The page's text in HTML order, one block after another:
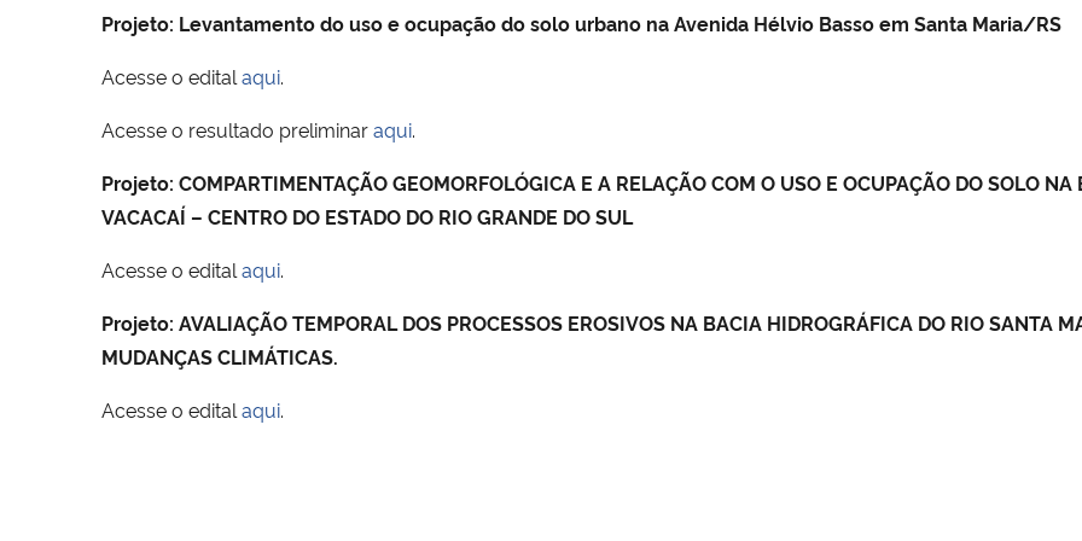
Projeto: Levantamento do uso e ocupaçãodo solo urbano na Avenida Hélvio Bassoem Santa Maria/RS
Acesse o edital aqui.
Acesse o resultado preliminaraqui.
Projeto: COMPARTIMENTAÇÃO GEOMORFOLÓGICA E A RELAÇÃO COM O USO E OCUPAÇÃO DO SOLO
VACACAÍ – CENTRO DO ESTADO DO RIO GRANDE DO SUL
Acesse o edital aqui.
Projeto: AVALIAÇÃO TEMPORAL DOS PROCESSOS EROSIVOS NA BACIA HIDROGRÁFICA DO RIO SANTA
MUDANÇAS CLIMÁTICAS.
Acesse o edital aqui.